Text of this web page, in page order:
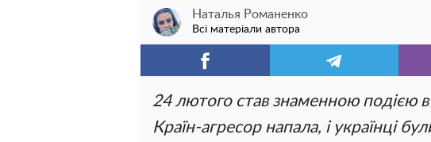
Наталья Романенко
Всі матеріали автора
24 лютого став знаменною подією в
Країн-агресор напала, і українці